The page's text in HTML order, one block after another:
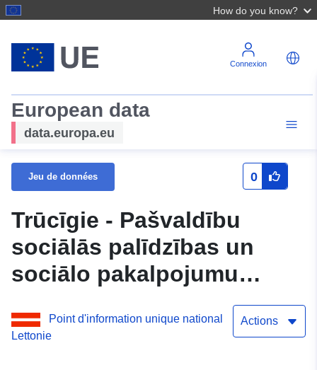
How do you know?
Connexion
European data
data.europa.eu
Jeu de données 0
Trūcīgie - Pašvaldību
sociālās palīdzības un
sociālo pakalpojumu
sistēmas (SOPA) dati -
izmaiņas - 90009116223
Point d'information unique national
Lettonie
Actions